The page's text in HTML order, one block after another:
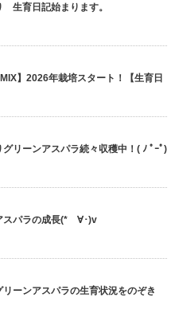
生育日記始まります。
MIX】2026年栽培スタート！【生育日
グリーンアスパラ続々収穫中！( ﾉ ﾟｰﾟ)
パラの成長(*ゝ∀･)v
ーンアスパラの生育状況をのぞき